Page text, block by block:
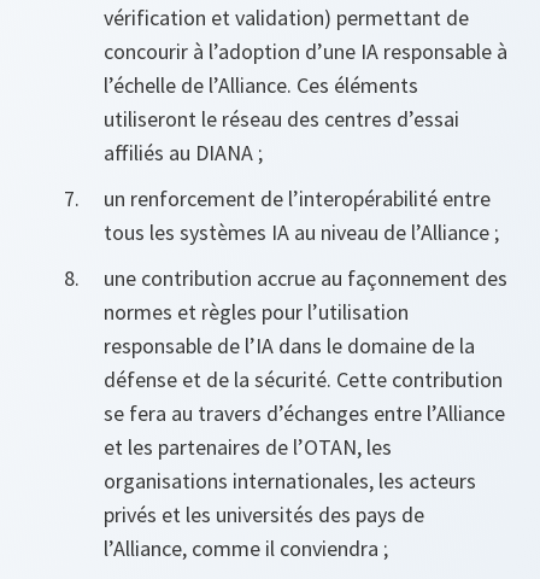
vérification et validation) permettant de
concourir à l’adoption d’une IA responsable à
l’échelle de l’Alliance. Ces éléments
utiliseront le réseau des centres d’essai
affiliés au DIANA ;
un renforcement de l’interopérabilité entre
tous les systèmes IA au niveau de l’Alliance ;
une contribution accrue au façonnement des
normes et règles pour l’utilisation
responsable de l’IA dans le domaine de la
défense et de la sécurité. Cette contribution
se fera au travers d’échanges entre l’Alliance
et les partenaires de l’OTAN, les
organisations internationales, les acteurs
privés et les universités des pays de
l’Alliance, comme il conviendra ;